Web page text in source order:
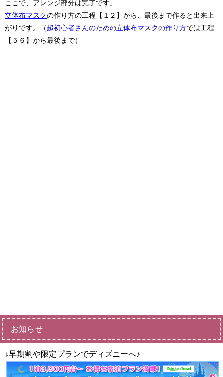
ここで、アレンジ部分は完了です。
立体布マスクの作り方の工程【１２】から、最後まで作ると出来上
がりです。（ 超初心者さんのための立体布マスクの作り方では工程
【５６】から最後まで）
お知らせ
↓早期割や限定プランでディズニーへ♪